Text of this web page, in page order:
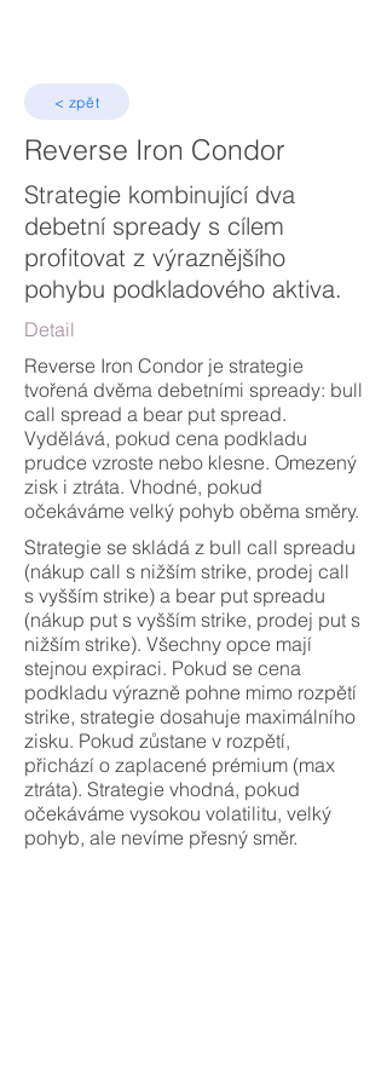
< zpět
Reverse Iron Condor
Strategie kombinující dva
debetní spready s cílem
profitovat z výraznějšího
pohybu podkladového aktiva.
Detail
Reverse Iron Condor je strategie
tvořená dvěma debetními spready: bull
call spread a bear put spread.
Vydělává, pokud cena podkladu
prudce vzroste nebo klesne. Omezený
zisk i ztráta. Vhodné, pokud
očekáváme velký pohyb oběma směry.
Strategie se skládá z bull call spreadu
(nákup call s nižším strike, prodej call
s vyšším strike) a bear put spreadu
(nákup put s vyšším strike, prodej put s
nižším strike). Všechny opce mají
stejnou expiraci. Pokud se cena
podkladu výrazně pohne mimo rozpětí
strike, strategie dosahuje maximálního
zisku. Pokud zůstane v rozpětí,
přichází o zaplacené prémium (max
ztráta). Strategie vhodná, pokud
očekáváme vysokou volatilitu, velký
pohyb, ale nevíme přesný směr.